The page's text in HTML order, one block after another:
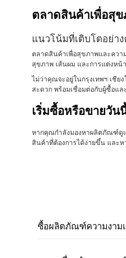
ตลาดสินค้าเพื่อสุ
แนวโน้มที่เติบโตอย่าง
ตลาดสินค้าเพื่อสุขภาพและควา
สุขภาพ เส้นผม และการแต่งหน้
ไม่ว่าคุณจะอยู่ในกรุงเทพฯ เชี
สะดวก พร้อมเชื่อมต่อกับผู้ซื้อแล
เริ่มซื้อหรือขายวัน
หากคุณกำลังมองหาผลิตภัณฑ์ดู
สินค้าที่ต้องการได้ง่ายขึ้น และ
ซื้อผลิตภัณฑ์ความงาม